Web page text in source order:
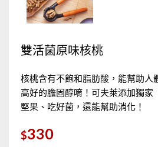
熱門推薦
雙活菌原味核桃
核桃含有不飽和脂肪酸，能幫助人
高好的膽固醇唷！可夫萊添加獨家
堅果、吃好菌，還能幫助消化！
$330